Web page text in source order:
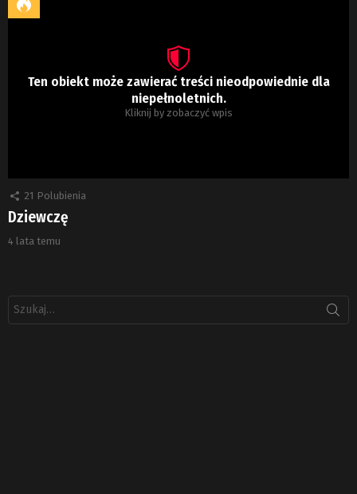
Ten obiekt może zawierać treści nieodpowiednie dla
niepełnoletnich.
Kliknij by zobaczyć wpis
21 Polubienia
Dziewczę
4 lata temu